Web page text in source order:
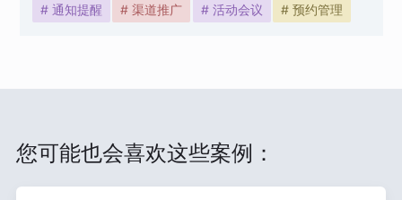
# 通知提醒
# 渠道推广 # 活动会议 # 预约管理
您可能也会喜欢这些案例：